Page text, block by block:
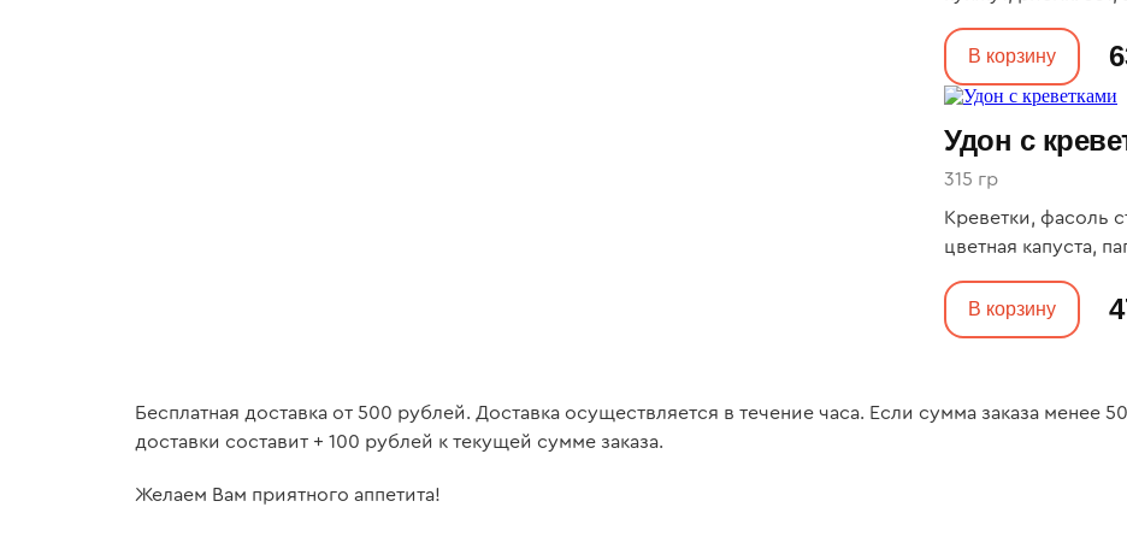
В корзину
Удон с
315 гр
Креветки, фасоль
цветная капуста,
В корзину
Бесплатная доставка от 500 рублей. Доставка осуществляется в течение часа. Если сумма заказа менее
доставки составит + 100 рублей к текущей сумме заказа.
Желаем Вам приятного аппетита!